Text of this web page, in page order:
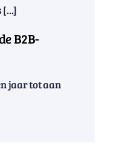
[...]
B2B-
jaar tot aan